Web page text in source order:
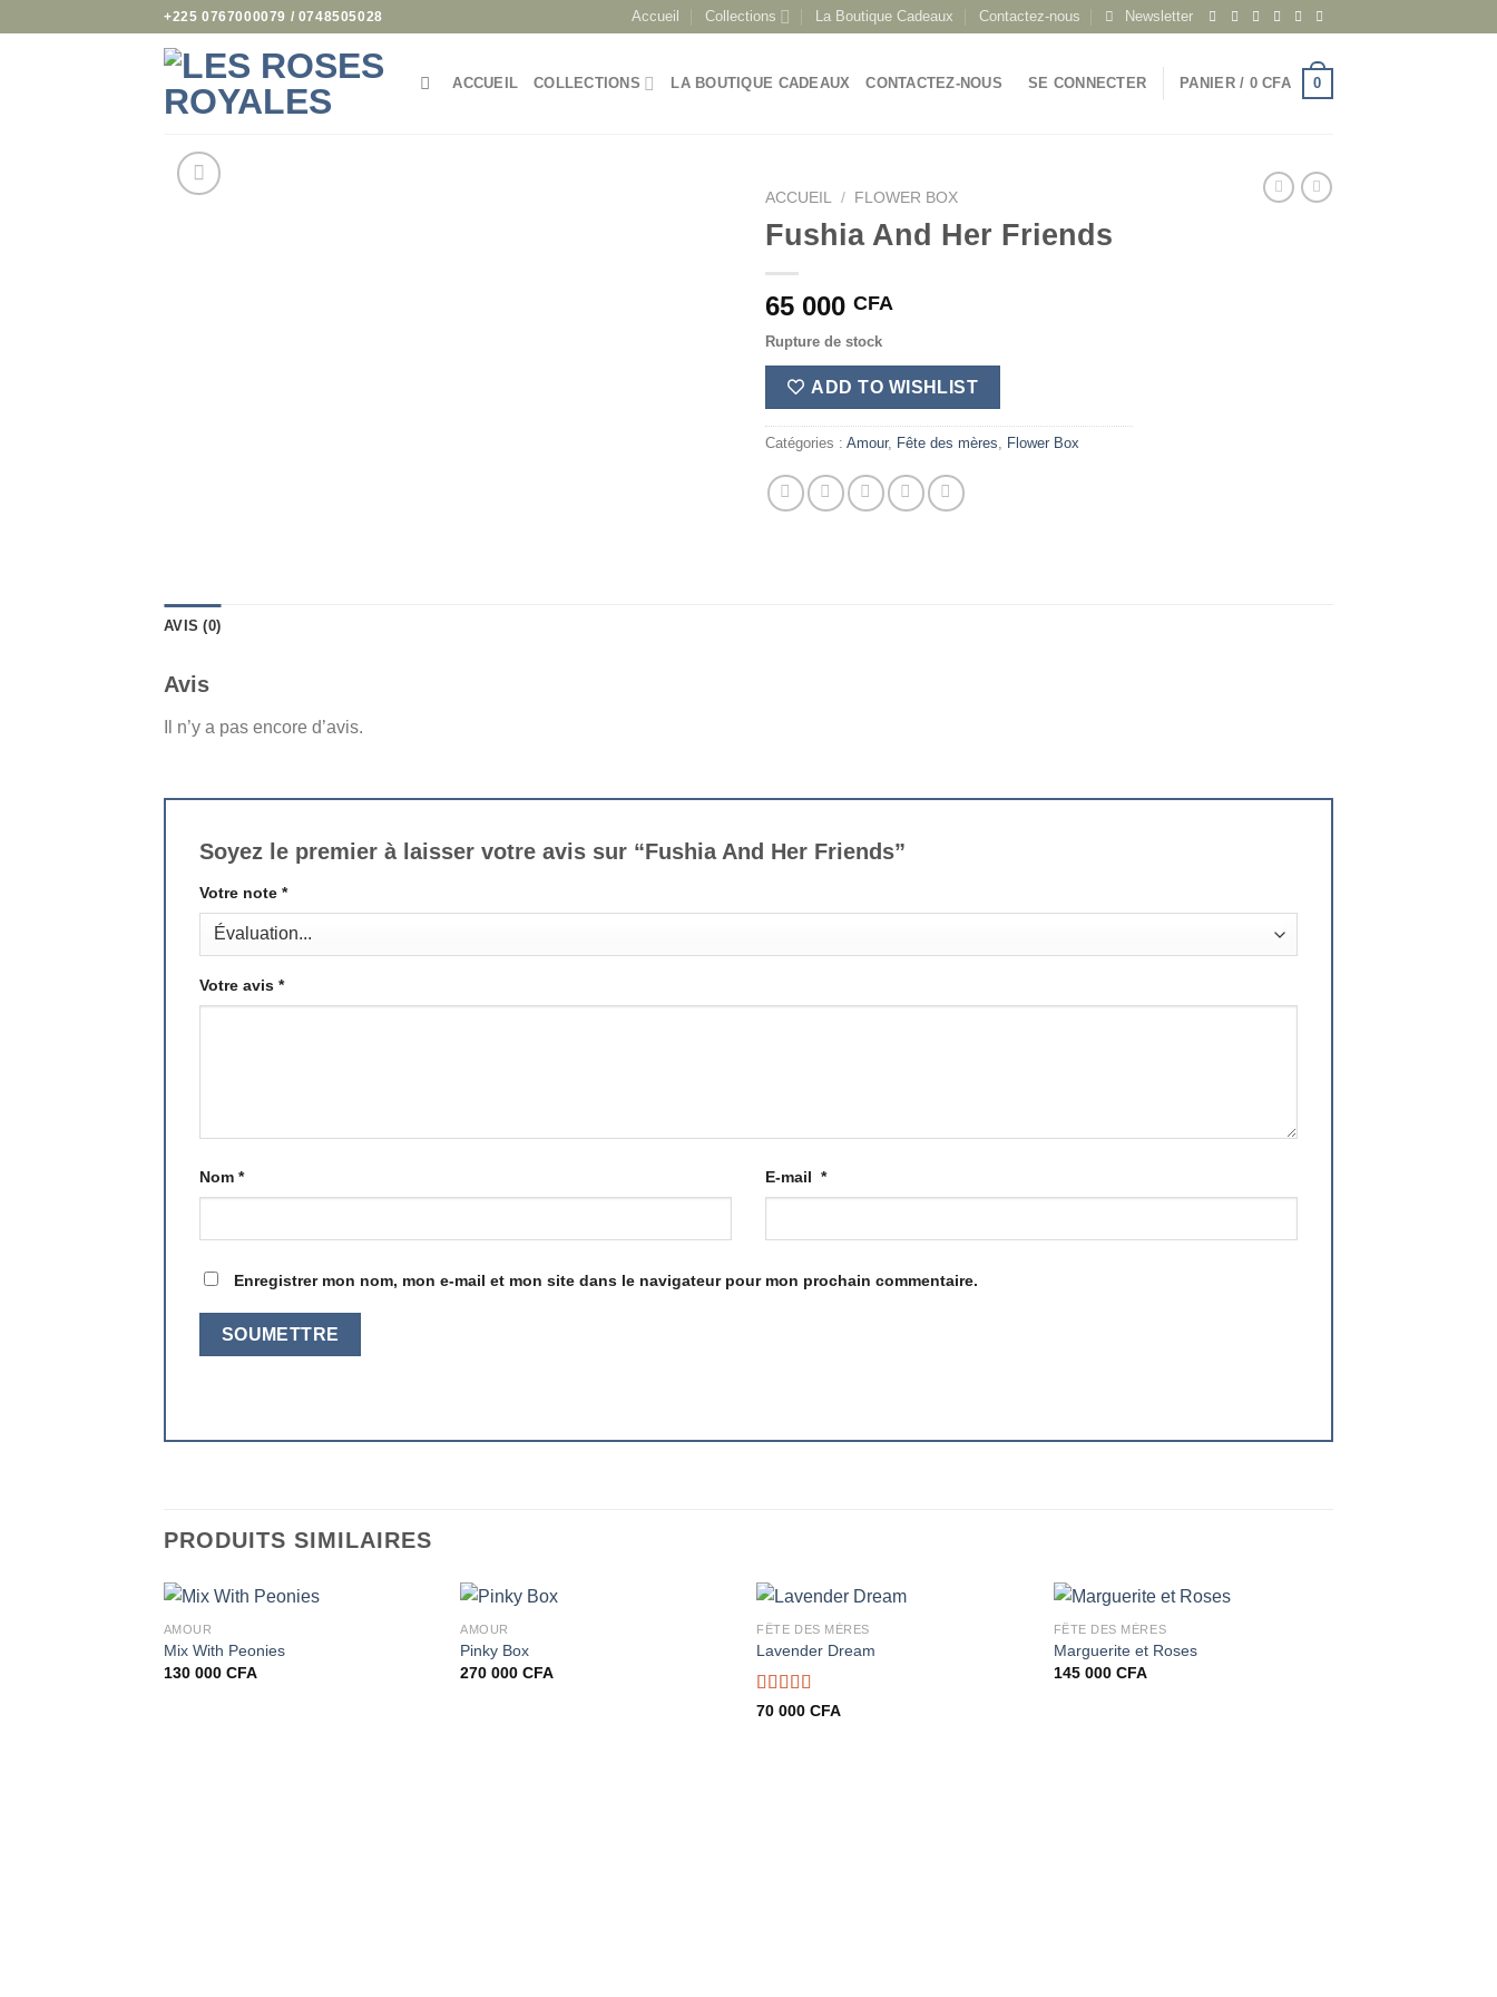
+225 0767000079 / 0748505028 Accueil Collections La Boutique Cadeaux Contactez-nous Newsletter
ACCUEIL COLLECTIONS LA BOUTIQUE CADEAUX CONTACTEZ-NOUS SE CONNECTER PANIER / 0CFA 0
ACCUEIL / FLOWER BOX
Fushia And Her Friends
65 000 CFA
Rupture de stock
ADD TO WISHLIST
Catégories : Amour, Fête des mères, Flower Box
AVIS (0)
Avis
Il n’y a pas encore d’avis.
Soyez le premier à laisser votre avis sur “Fushia And Her Friends”
Votre note *
Votre avis *
Nom * E-mail *
Enregistrer mon nom, mon e-mail et mon site dans le navigateur pour mon prochain commentaire.
PRODUITS SIMILAIRES
AMOUR
Mix With Peonies
130 000 CFA
AMOUR
Pinky Box
270 000CFA
FÊTE DES MÈRES
Lavender Dream
Note
70 000CFA
FÊTE DES MÈRES
Marguerite et Roses
145 000 CFA